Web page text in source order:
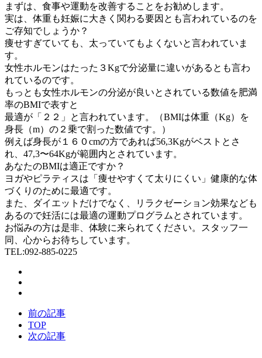
まずは、食事や運動を改善することをお勧めします。
実は、体重も妊娠に大きく関わる要因とも言われているのを
ご存知でしょうか？
痩せすぎていても、太っていてもよくないと言われていま
す。
女性ホルモンはたった３Kgで分泌量に違いがあるとも言わ
れているのです。
もっとも女性ホルモンの分泌が良いとされている数値を肥満
率のBMIで表すと
最適が「２２」と言われています。（BMIは体重（Kg）を
身長（m）の２乗で割った数値です。）
例えば身長が１６０cmの方であれば56,3Kgがベストとさ
れ、47,3〜64Kgが範囲内とされています。
あなたのBMIは適正ですか？
ヨガやピラティスは「痩せやすくて太りにくい」健康的な体
づくりのために最適です。
また、ダイエットだけでなく、リラクゼーション効果なども
あるので妊活には最適の運動プログラムとされています。
お悩みの方は是非、体験に来られてください。スタッフ一
同、心からお待ちしています。
TEL:092-885-0225
前の記事
TOP
次の記事